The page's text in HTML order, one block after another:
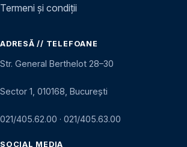
Termeni și condiții
ADRESĂ // TELEFOANE
Str. General Berthelot 28–30
Sector 1, 010168, București
021/405.62.00 · 021/405.63.00
SOCIAL MEDIA